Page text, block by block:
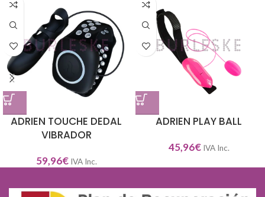
ADRIEN TOUCHE DEDAL
VIBRADOR
59,96€ IVA Inc.
ADRIEN PLAY BALL
45,96€ IVA Inc.